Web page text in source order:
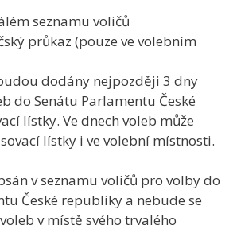
seznamu voličů
průkaz (pouze ve volebním
dodány nejpozději 3 dny
do Senátu Parlamentu České
lístky. Ve dnech voleb může
lístky i ve volební místnosti.
v seznamu voličů pro volby do
České republiky a nebude se
v místě svého trvalého